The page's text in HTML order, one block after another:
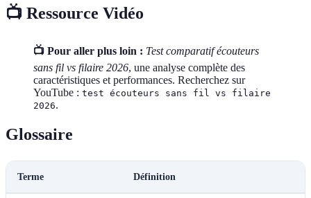
📺 Ressource Vidéo
📺 Pour aller plus loin : Test comparatif écouteurs
sans fil vs filaire 2026, une analyse complète des
caractéristiques et performances. Recherchez sur
YouTube : test écouteurs sans fil vs filaire
2026.
Glossaire
Terme Définition